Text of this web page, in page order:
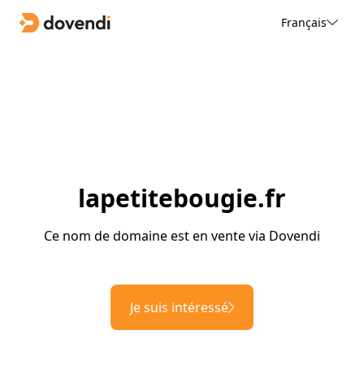
Français
lapetitebougie.fr
Ce nom de domaine est en vente via Dovendi
Je suis intéressé